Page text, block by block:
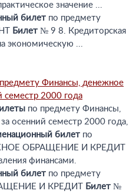
значение ...
билет по предмету
Билет № 9 8. Кредиторская
экономическую ...
Финансы, денежное
семестр 2000 года
по предмету Финансы,
осенний семестр 2000 года,
билет по
ОБРАЩЕНИЕ И КРЕДИТ
финансами.
билет по предмету
И КРЕДИТ
Билет №